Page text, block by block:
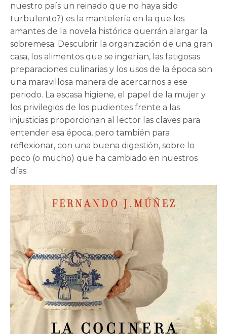
nuestro país un reinado que no haya sido
turbulento?) es la mantelería en la que los
amantes de la novela histórica querrán alargar la
sobremesa. Descubrir la organización de una gran
casa, los alimentos que se ingerían, las fatigosas
preparaciones culinarias y los usos de la época son
una maravillosa manera de acercarnos a ese
periodo. La escasa higiene, el papel de la mujer y
los privilegios de los pudientes frente a las
injusticias proporcionan al lector las claves para
entender esa época, pero también para
reflexionar, con una buena digestión, sobre lo
poco (o mucho) que ha cambiado en nuestros
días.